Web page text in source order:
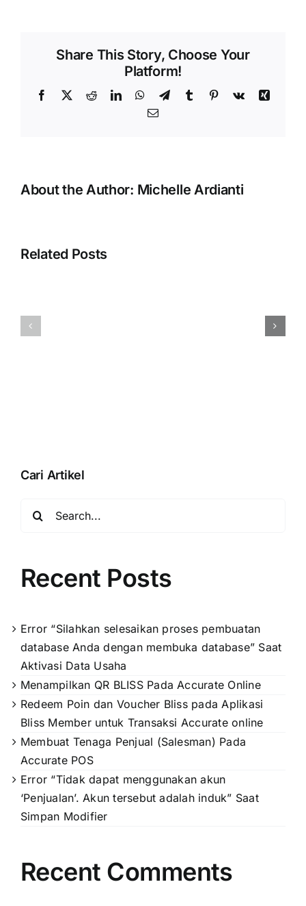
Pada
Accurate
Share This Story, Choose Your
Platform!
Facebook
X RedditLinkedInWhatsApp
TelegramTumblr Pinterest
Vk
Xing
Email
About the Author: Michelle Ardianti
Related Posts
“Silahkan
Cari Artikel
Recent Posts
Error “Silahkan selesaikan proses pembuatan
database Anda dengan membuka database” Saat
Aktivasi Data Usaha
Menampilkan QR BLISS Pada Accurate Online
Redeem Poin dan Voucher Bliss pada Aplikasi
Bliss Member untuk Transaksi Accurate online
Membuat Tenaga Penjual (Salesman) Pada
Accurate POS
Error “Tidak dapat menggunakan akun
‘Penjualan’. Akun tersebut adalah induk” Saat
Simpan Modifier
Recent Comments